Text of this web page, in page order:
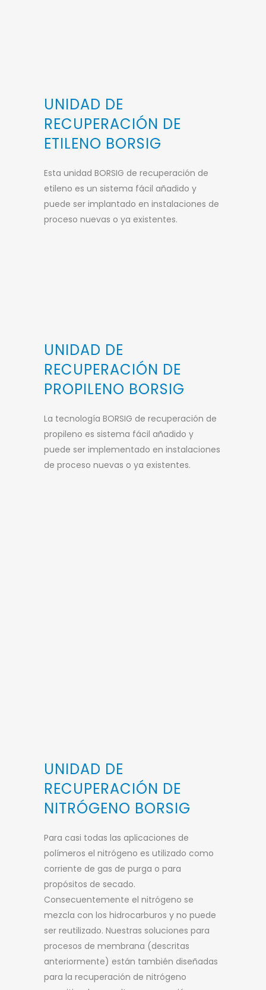
UNIDAD DE
RECUPERACIÓN DE
ETILENO BORSIG
Esta unidad BORSIG de recuperación de
etileno es un sistema fácil añadido y
puede ser implantado en instalaciones de
proceso nuevas o ya existentes.
UNIDAD DE
RECUPERACIÓN DE
PROPILENO BORSIG
La tecnología BORSIG de recuperación de
propileno es sistema fácil añadido y
puede ser implementado en instalaciones
de proceso nuevas o ya existentes.
UNIDAD DE
RECUPERACIÓN DE
NITRÓGENO BORSIG
Para casi todas las aplicaciones de
polímeros el nitrógeno es utilizado como
corriente de gas de purga o para
propósitos de secado.
Consecuentemente el nitrógeno se
mezcla con los hidrocarburos y no puede
ser reutilizado. Nuestras soluciones para
procesos de membrana (descritas
anteriormente) están también diseñadas
para la recuperación de nitrógeno